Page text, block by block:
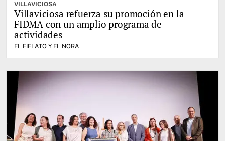
VILLAVICIOSA
Villaviciosa refuerza su promoción en la
FIDMA con un amplio programa de
actividades
EL FIELATO Y EL NORA